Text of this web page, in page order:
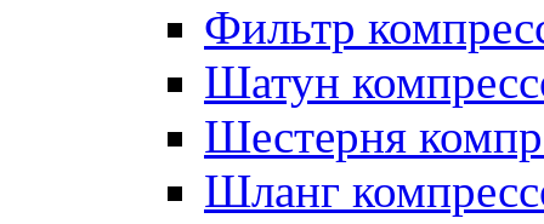
Фильтр
Шатун
Шестерня
Шланг